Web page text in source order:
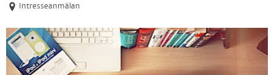
Intresseanmälan